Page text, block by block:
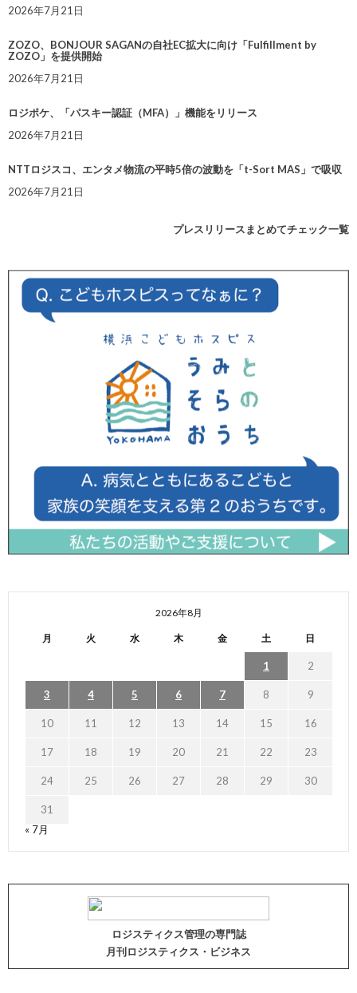
2026年7月21日
ZOZO、BONJOUR SAGANの自社EC拡大に向け「Fulfillment by
ZOZO」を提供開始
2026年7月21日
ロジポケ、「パスキー認証（MFA）」機能をリリース
2026年7月21日
NTTロジスコ、エンタメ物流の平時5倍の波動を「t-Sort MAS」で吸収
2026年7月21日
プレスリリースまとめてチェック一覧
2026年8月
月 火 水 木 金 土 日
1 2
3 4 5 6 7 8 9
10 11 12 13 14 15 16
17 18 19 20 21 22 23
24 25 26 27 28 29 30
31
« 7月
ロジスティクス管理の専門誌
月刊ロジスティクス・ビジネス